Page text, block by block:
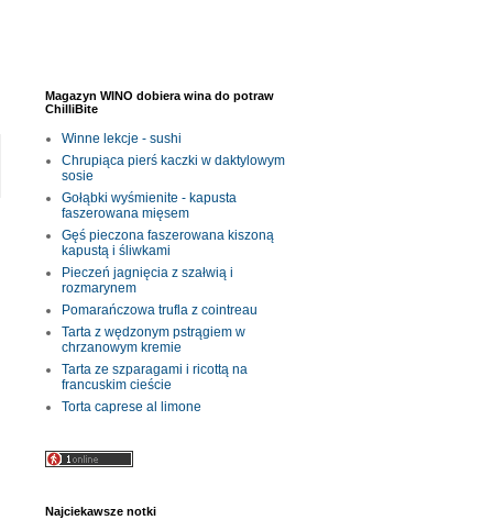
Magazyn WINO dobiera wina do potraw
ChilliBite
Winne lekcje - sushi
Chrupiąca pierś kaczki w daktylowym
sosie
Gołąbki wyśmienite - kapusta
faszerowana mięsem
Gęś pieczona faszerowana kiszoną
kapustą i śliwkami
Pieczeń jagnięcia z szałwią i
rozmarynem
Pomarańczowa trufla z cointreau
Tarta z wędzonym pstrągiem w
chrzanowym kremie
Tarta ze szparagami i ricottą na
francuskim cieście
Torta caprese al limone
Najciekawsze notki